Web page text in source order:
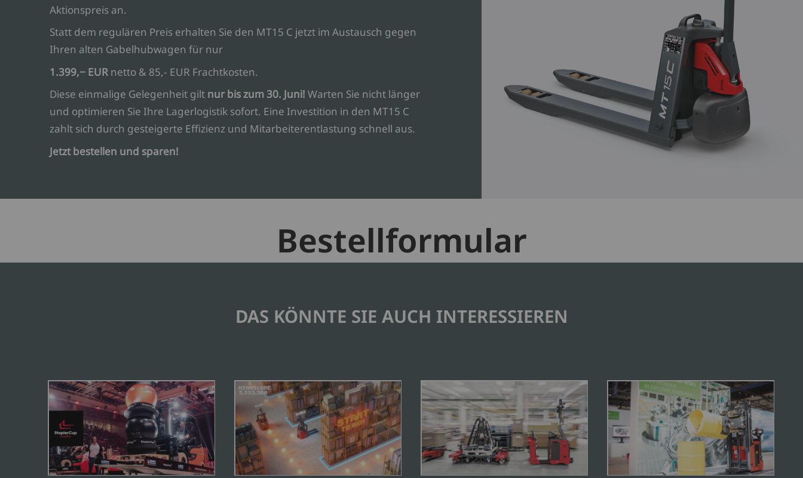
Aktionspreis an.
Statt dem regulären Preis erhalten Sie den MT15 C jetzt im Austausch gegen
Ihren alten Gabelhubwagen für nur
1.399,− EUR netto & 85,- EUR Frachtkosten.
Diese einmalige Gelegenheit gilt nur bis zum 30. Juni! Warten Sie nicht länger
und optimieren Sie Ihre Lagerlogistik sofort. Eine Investition in den MT15 C
zahlt sich durch gesteigerte Effizienz und Mitarbeiterentlastung schnell aus.
Jetzt bestellen und sparen!
Bestellformular
DAS KÖNNTE SIE AUCH INTERESSIEREN